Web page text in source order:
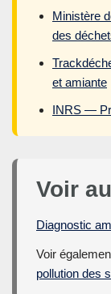
Ministère
des
et amiante
INRS —
Voir
Diagnostic
Voir
pollution des